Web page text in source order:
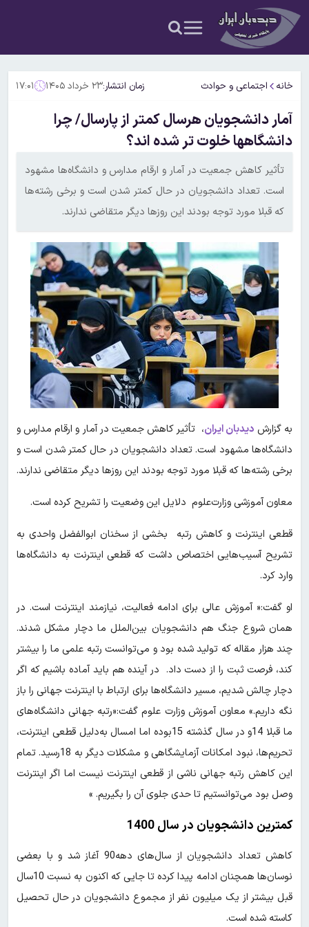
خانه اجتماعی و حوادث زمان انتشار:۲۳ خرداد ۱۴۰۵ ۱۷:۰۱
آمار دانشجویان هرسال کمتر از پارسال/ چرا
دانشگاهها خلوت تر شده اند؟
تأثیر کاهش جمعیت در آمار و ارقام مدارس و دانشگاه‌ها مشهود
است. تعداد دانشجویان در حال کمتر شدن است و برخی رشته‌ها
که قبلا مورد توجه بودند این روزها دیگر متقاضی ندارند.
به گزارش دیدبان ایران، تأثیر کاهش جمعیت در آمار و ارقام مدارس و
دانشگاه‌ها مشهود است. تعداد دانشجویان در حال کمتر شدن است و
برخی رشته‌ها که قبلا مورد توجه بودند این روزها دیگر متقاضی ندارند.
معاون آموزشی وزارت‌علوم دلایل این وضعیت را تشریح کرده است.
قطعی اینترنت و کاهش رتبه بخشی از سخنان ابوالفضل واحدی به
تشریح آسیب‌هایی اختصاص داشت که قطعی اینترنت به دانشگاه‌ها
وارد کرد.
او گفت:« آموزش عالی برای ادامه فعالیت، نیازمند اینترنت است. در
همان شروع جنگ هم دانشجویان بین‌الملل ما دچار مشکل شدند.
چند هزار مقاله که تولید شده بود و می‌توانست رتبه علمی ما را بیشتر
کند، فرصت ثبت را از دست داد. در آینده هم باید آماده باشیم که اگر
دچار چالش شدیم، مسیر دانشگاه‌ها برای ارتباط با اینترنت جهانی را باز
نگه‌ داریم.» معاون آموزش وزارت علوم گفت:«رتبه جهانی دانشگاه‌های
ما قبلا 14و در سال گذشته 15بوده اما امسال به‌دلیل قطعی اینترنت،
تحریم‌ها، نبود امکانات آزمایشگاهی و مشکلات دیگر به 18رسید. تمام
این کاهش رتبه جهانی ناشی از قطعی اینترنت نیست اما اگر اینترنت
وصل بود می‌توانستیم تا حدی جلوی آن را بگیریم. »
کمترین دانشجویان در سال 1400
کاهش تعداد دانشجویان از سال‌های دهه90 آغاز شد و با بعضی
نوسان‌ها همچنان ادامه پیدا کرده تا جایی که اکنون به نسبت 10سال
قبل بیشتر از یک میلیون نفر از مجموع دانشجویان در حال تحصیل
کاسته شده است.